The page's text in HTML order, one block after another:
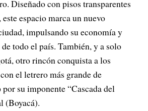
Diseñado con pisos transparentes
espacio marca un nuevo
impulsando su economía y
todo el país. También, y a solo
otro rincón conquista a los
el letrero más grande de
su imponente “Cascada del
(Boyacá).